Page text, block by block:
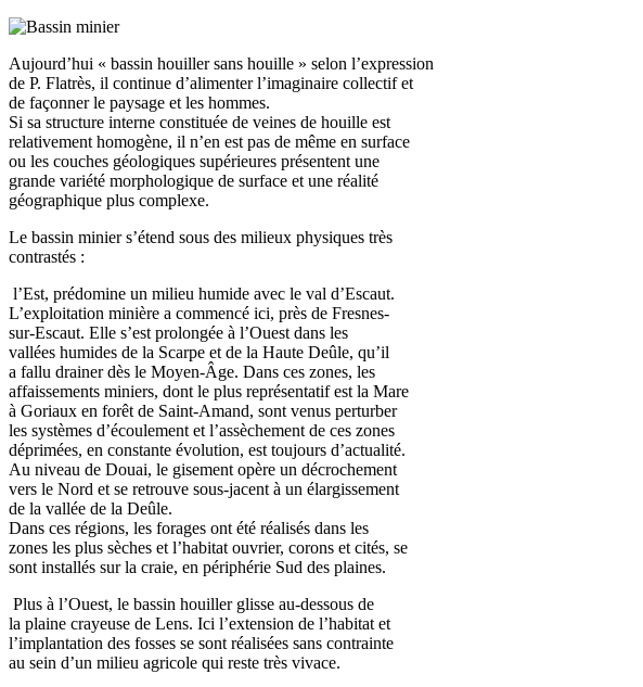
Aujourd’hui « bassin houiller sans houille » selon l’expression
de P. Flatrès, il continue d’alimenter l’imaginaire collectif et
de façonner le paysage et les hommes.
Si sa structure interne constituée de veines de houille est
relativement homogène, il n’en est pas de même en surface
ou les couches géologiques supérieures présentent une
grande variété morphologique de surface et une réalité
géographique plus complexe.
Le bassin minier s’étend sous des milieux physiques très
contrastés :
l’Est, prédomine un milieu humide avec le val d’Escaut.
L’exploitation minière a commencé ici, près de Fresnes-
sur-Escaut. Elle s’est prolongée à l’Ouest dans les
vallées humides de la Scarpe et de la Haute Deûle, qu’il
a fallu drainer dès le Moyen-Âge. Dans ces zones, les
affaissements miniers, dont le plus représentatif est la Mare
à Goriaux en forêt de Saint-Amand, sont venus perturber
les systèmes d’écoulement et l’assèchement de ces zones
déprimées, en constante évolution, est toujours d’actualité.
Au niveau de Douai, le gisement opère un décrochement
vers le Nord et se retrouve sous-jacent à un élargissement
de la vallée de la Deûle.
Dans ces régions, les forages ont été réalisés dans les
zones les plus sèches et l’habitat ouvrier, corons et cités, se
sont installés sur la craie, en périphérie Sud des plaines.
Plus à l’Ouest, le bassin houiller glisse au-dessous de
la plaine crayeuse de Lens. Ici l’extension de l’habitat et
l’implantation des fosses se sont réalisées sans contrainte
au sein d’un milieu agricole qui reste très vivace.